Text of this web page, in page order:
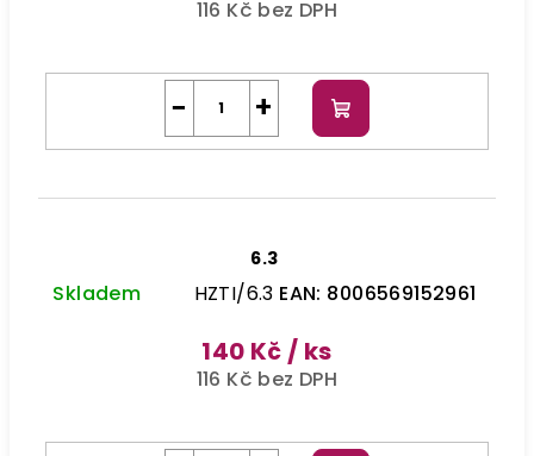
116 Kč bez DPH
+
− Do
košíku
6.3
Skladem HZTI/6.3 EAN: 8006569152961
140 Kč / ks
116 Kč bez DPH